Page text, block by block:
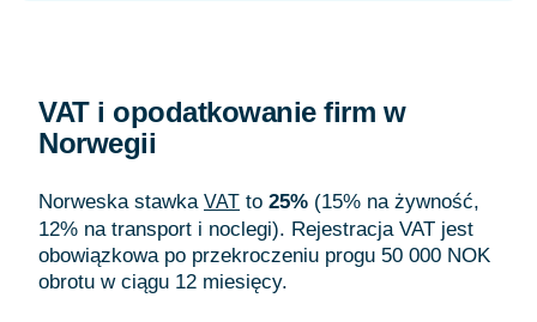
VAT i opodatkowanie firm w
Norwegii
Norweska stawka VAT to 25% (15% na żywność,
12% na transport i noclegi). Rejestracja VAT jest
obowiązkowa po przekroczeniu progu 50 000 NOK
obrotu w ciągu 12 miesięcy.